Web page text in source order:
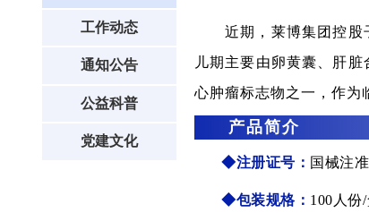
工作动态
通知公告
公益科普
党建文化
近期，莱博集团控股
儿期主要由卵黄囊、肝
心肿瘤标志物之一，作为
产品简介
◆注册证号： 国械注
◆包装规格： 100人份